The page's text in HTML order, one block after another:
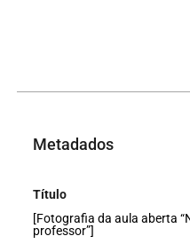
Metadados
Título
[Fotografia da aula aberta
professor”]